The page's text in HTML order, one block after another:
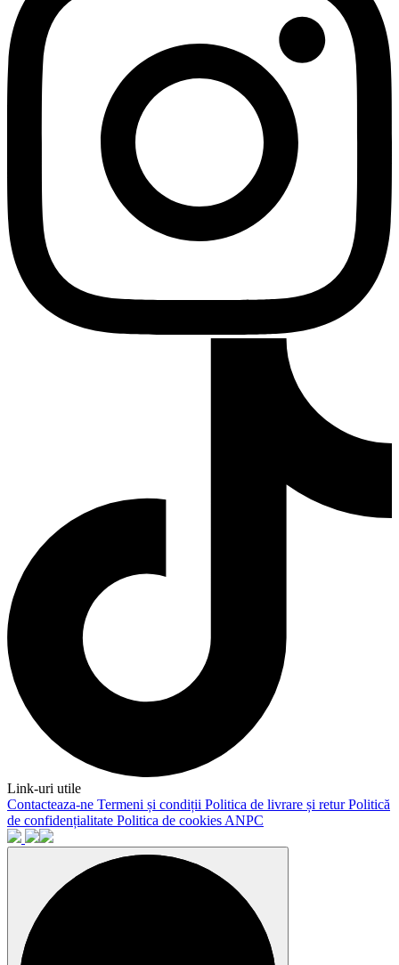
Link-uri utile
Contacteaza-ne Termeni și condiții Politica de livrare și returPolitică
de confidențialitate Politica de cookiesANPC